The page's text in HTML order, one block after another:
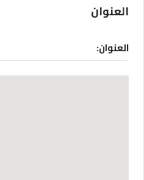
العنوان
العنوان: